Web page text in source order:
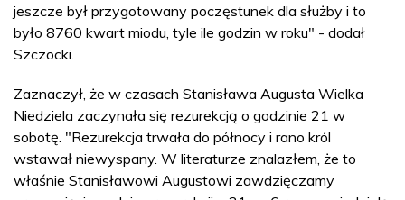
jeszcze był przygotowany poczęstunek dla służby i to
było 8760 kwart miodu, tyle ile godzin w roku" - dodał
Szczocki.
Zaznaczył, że w czasach Stanisława Augusta Wielka
Niedziela zaczynała się rezurekcją o godzinie 21 w
sobotę. "Rezurekcja trwała do północy i rano król
wstawał niewyspany. W literaturze znalazłem, że to
właśnie Stanisławowi Augustowi zawdzięczamy